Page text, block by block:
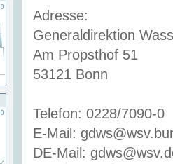
Adresse:
Generaldirektion
Am Propsthof 51
53121 Bonn
Telefon: 0228/7090-0
E-Mail:
DE-Mail: